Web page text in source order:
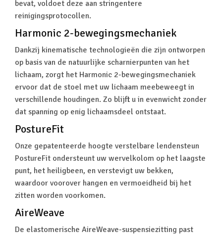
bevat, voldoet deze aan stringentere
reinigingsprotocollen.
Harmonic 2-bewegingsmechaniek
Dankzij kinematische technologieën die zijn ontworpen
op basis van de natuurlijke scharnierpunten van het
lichaam, zorgt het Harmonic 2-bewegingsmechaniek
ervoor dat de stoel met uw lichaam meebeweegt in
verschillende houdingen. Zo blijft u in evenwicht zonder
dat spanning op enig lichaamsdeel ontstaat.
PostureFit
Onze gepatenteerde hoogte verstelbare lendensteun
PostureFit ondersteunt uw wervelkolom op het laagste
punt, het heiligbeen, en verstevigt uw bekken,
waardoor voorover hangen en vermoeidheid bij het
zitten worden voorkomen.
AireWeave
De elastomerische AireWeave-suspensiezitting past